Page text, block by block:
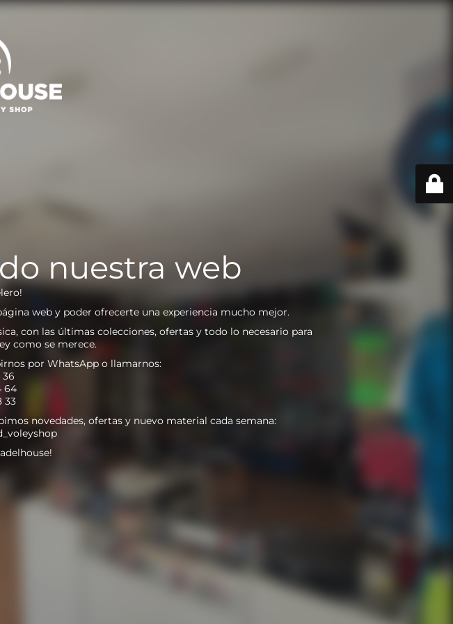
nuestra web
web y poder ofrecerte una experiencia mucho mejor.
con las últimas colecciones, ofertas y todo lo necesario para
como se merece.
por WhatsApp o llamarnos:
36
64
33
novedades, ofertas y nuevo material cada semana: